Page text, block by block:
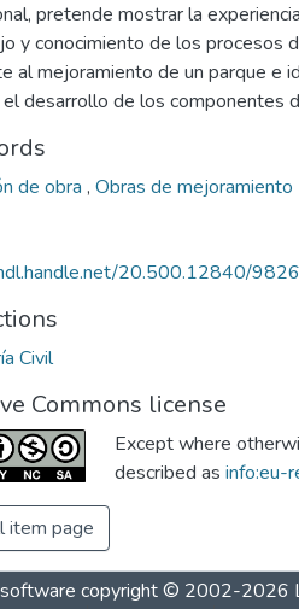
pretende mostrar la
y conocimiento de los procesos
al mejoramiento de un parque e
desarrollo de los componentes
de obra , Obras de mejoramiento
20.500.12840/9826
Civil
Commons license
Except where
described as info:eu-
item page
copyright © 2002-2026